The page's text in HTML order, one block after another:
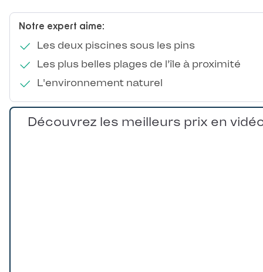
Notre expert aime:
Les deux piscines sous les pins
Les plus belles plages de l'île à proximité
L'environnement naturel
Découvrez les meilleurs prix en